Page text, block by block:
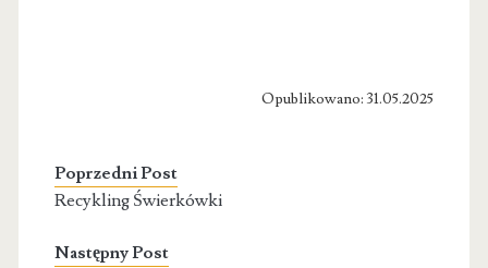
Opublikowano: 31.05.2025
Poprzedni Post
Recykling Świerkówki
Następny Post